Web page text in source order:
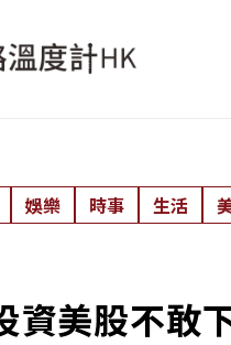
娛樂 時事 生活
資美股不敢